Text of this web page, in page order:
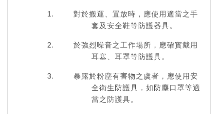
對於搬運、置放時，應使用適當之手
套及安全鞋等防護器具。
於強烈噪音之工作場所，應確實戴用
耳塞、耳罩等防護具。
暴露於粉塵有害物之虞者，應使用安
全衛生防護具，如防塵口罩等適
當之防護具。